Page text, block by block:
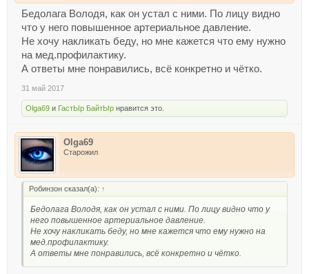
Бедолага Володя, как он устал с ними. По лицу видно
что у него повышенное артериальное давление.
Не хочу накликать беду, но мне кажется что ему нужно
на мед.профилактику.
А ответы мне понравились, всё конкретно и чётко.
31 май 2017
Olga69 и ГастЫр БайтЫр нравится это.
Olga69
Старожил
Робинзон сказал(а): ↑
Бедолага Володя, как он устал с ними. По лицу видно что у
него повышенное артериальное давление.
Не хочу накликать беду, но мне кажется что ему нужно на
мед.профилактику.
А ответы мне понравились, всё конкретно и чётко.